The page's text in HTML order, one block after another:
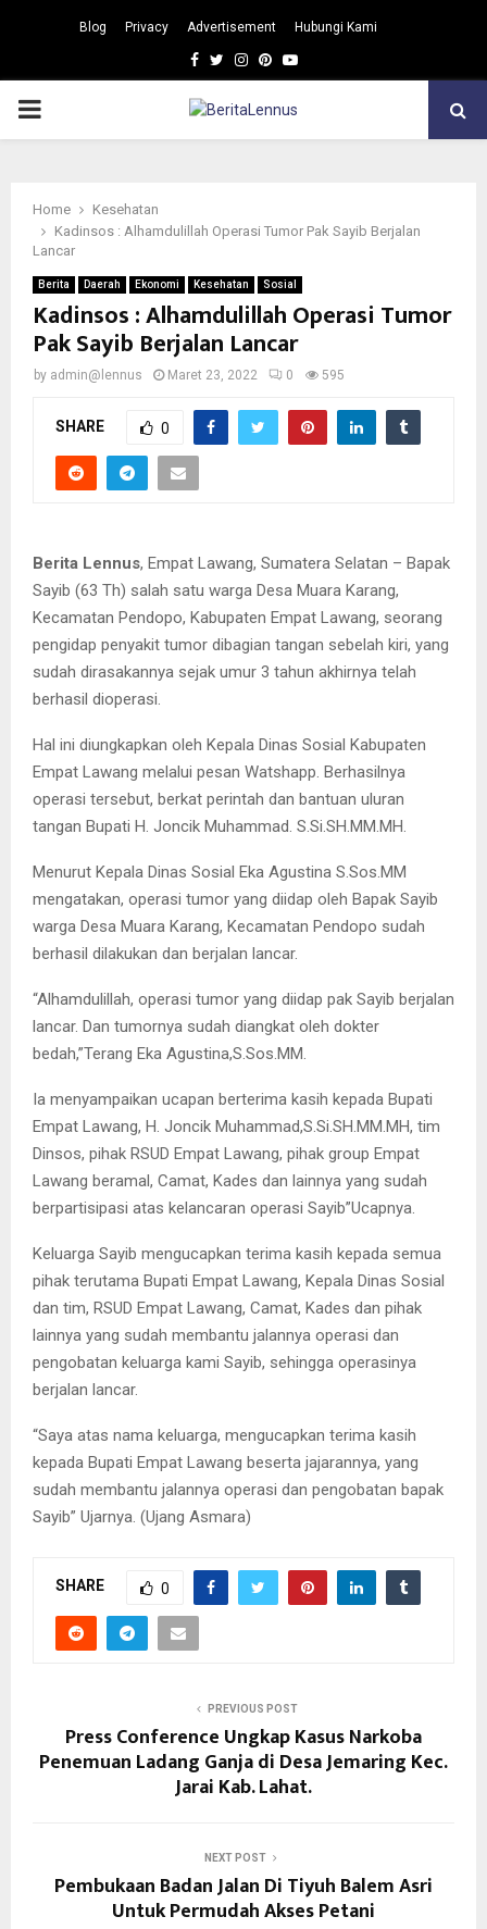
Blog Privacy Advertisement Hubungi Kami
Facebook
TwitterInstagram
Pinterest
Youtube
PRIMARY
Home
Kesehatan
Kadinsos : Alhamdulillah Operasi Tumor Pak Sayib Berjalan
Lancar
Berita Daerah Ekonomi Kesehatan Sosial
Kadinsos : Alhamdulillah Operasi Tumor
Pak Sayib Berjalan Lancar
by admin@lennus Maret 23, 2022 0 595
SHARE 0
Berita Lennus, Empat Lawang, Sumatera Selatan – Bapak
Sayib (63 Th) salah satu warga Desa Muara Karang,
Kecamatan Pendopo, Kabupaten Empat Lawang, seorang
pengidap penyakit tumor dibagian tangan sebelah kiri, yang
sudah dirasakannya sejak umur 3 tahun akhirnya telah
berhasil dioperasi.
Hal ini diungkapkan oleh Kepala Dinas Sosial Kabupaten
Empat Lawang melalui pesan Watshapp. Berhasilnya
operasi tersebut, berkat perintah dan bantuan uluran
tangan Bupati H. Joncik Muhammad. S.Si.SH.MM.MH.
Menurut Kepala Dinas Sosial Eka Agustina S.Sos.MM
mengatakan, operasi tumor yang diidap oleh Bapak Sayib
warga Desa Muara Karang, Kecamatan Pendopo sudah
berhasil dilakukan dan berjalan lancar.
“Alhamdulillah, operasi tumor yang diidap pak Sayib berjalan
lancar. Dan tumornya sudah diangkat oleh dokter
bedah,”Terang Eka Agustina,S.Sos.MM.
Ia menyampaikan ucapan berterima kasih kepada Bupati
Empat Lawang, H. Joncik Muhammad,S.Si.SH.MM.MH, tim
Dinsos, pihak RSUD Empat Lawang, pihak group Empat
Lawang beramal, Camat, Kades dan lainnya yang sudah
berpartisipasi atas kelancaran operasi Sayib”Ucapnya.
Keluarga Sayib mengucapkan terima kasih kepada semua
pihak terutama Bupati Empat Lawang, Kepala Dinas Sosial
dan tim, RSUD Empat Lawang, Camat, Kades dan pihak
lainnya yang sudah membantu jalannya operasi dan
pengobatan keluarga kami Sayib, sehingga operasinya
berjalan lancar.
“Saya atas nama keluarga, mengucapkan terima kasih
kepada Bupati Empat Lawang beserta jajarannya, yang
sudah membantu jalannya operasi dan pengobatan bapak
Sayib” Ujarnya. (Ujang Asmara)
SHARE 0
PREVIOUS POST
Press Conference Ungkap Kasus Narkoba
Penemuan Ladang Ganja di Desa Jemaring Kec.
Jarai Kab. Lahat.
NEXT POST
Pembukaan Badan Jalan Di Tiyuh Balem Asri
Untuk Permudah Akses Petani